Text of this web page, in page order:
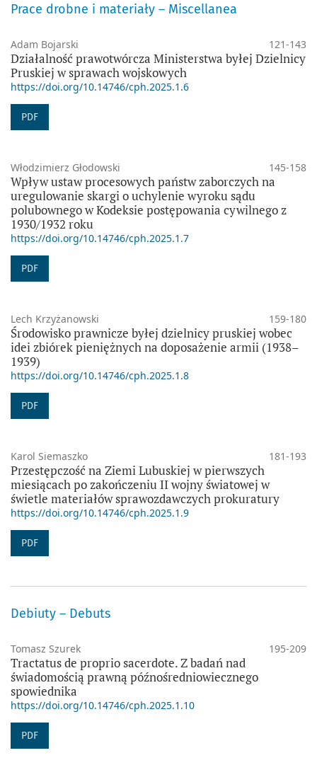
Prace drobne i materiały – Miscellanea
Adam Bojarski 121-143
Działalność prawotwórcza Ministerstwa byłej Dzielnicy
Pruskiej w sprawach wojskowych
https://doi.org/10.14746/cph.2025.1.6
PDF
Włodzimierz Głodowski 145-158
Wpływ ustaw procesowych państw zaborczych na
uregulowanie skargi o uchylenie wyroku sądu
polubownego w Kodeksie postępowania cywilnego z
1930/1932 roku
https://doi.org/10.14746/cph.2025.1.7
PDF
Lech Krzyżanowski 159-180
Środowisko prawnicze byłej dzielnicy pruskiej wobec
idei zbiórek pieniężnych na doposażenie armii (1938–
1939)
https://doi.org/10.14746/cph.2025.1.8
PDF
Karol Siemaszko 181-193
Przestępczość na Ziemi Lubuskiej w pierwszych
miesiącach po zakończeniu II wojny światowej w
świetle materiałów sprawozdawczych prokuratury
https://doi.org/10.14746/cph.2025.1.9
PDF
Debiuty – Debuts
Tomasz Szurek 195-209
Tractatus de proprio sacerdote. Z badań nad
świadomością prawną późnośredniowiecznego
spowiednika
https://doi.org/10.14746/cph.2025.1.10
PDF